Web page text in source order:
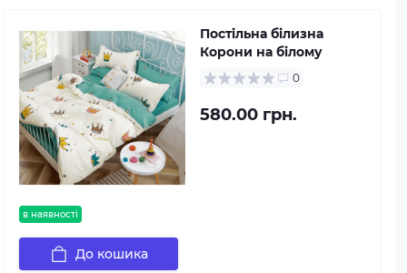
в наявності
Постільна білизна
Корони на білому
0
580.00 грн.
До кошика